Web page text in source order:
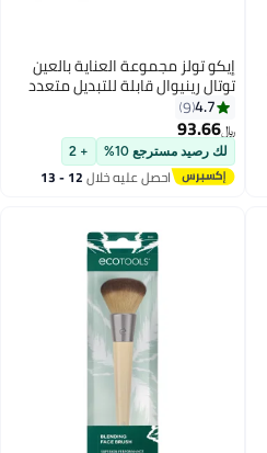
إيكو تولز مجموعة العناية بالعين
توتال رينيوال قابلة للتبديل متعدد
الألوان
4.7
9
﷼‏93.66
لك رصيد مسترجع 10% + 2
احصل عليه خلال 12 - 13